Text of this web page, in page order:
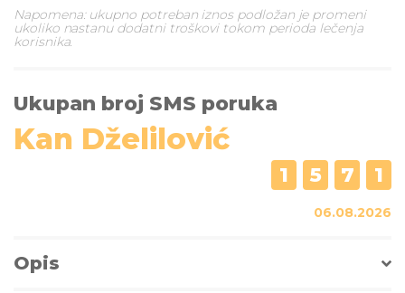
Napomena: ukupno potreban iznos podložan je promeni
ukoliko nastanu dodatni troškovi tokom perioda lečenja
korisnika.
Ukupan broj SMS poruka
Kan Dželilović
1 5 7 1
06.08.2026
Opis